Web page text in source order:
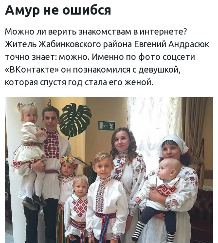
Амур не ошибся
Можно ли верить знакомствам в интернете?
Житель Жабинковского района Евгений Андрасюк
точно знает: можно. Именно по фото соцсети
«ВКонтакте» он познакомился с девушкой,
которая спустя год стала его женой.